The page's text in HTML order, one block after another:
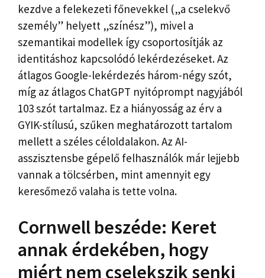
kezdve a felekezeti főnevekkel („a cselekvő
személy” helyett „színész”), mivel a
szemantikai modellek így csoportosítják az
identitáshoz kapcsolódó lekérdezéseket. Az
átlagos Google-lekérdezés három-négy szót,
míg az átlagos ChatGPT nyitóprompt nagyjából
103 szót tartalmaz. Ez a hiányosság az érv a
GYIK-stílusú, szűken meghatározott tartalom
mellett a széles céloldalakon. Az AI-
asszisztensbe gépelő felhasználók már lejjebb
vannak a tölcsérben, mint amennyit egy
keresőmező valaha is tette volna.
Cornwell beszéde: Keret
annak érdekében, hogy
miért nem cselekszik senki